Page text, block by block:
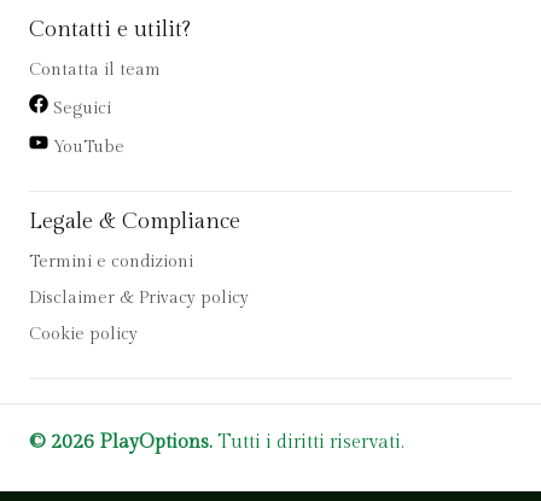
Contatti e utilit?
Contatta il team
Seguici
YouTube
Legale & Compliance
Termini e condizioni
Disclaimer & Privacy policy
Cookie policy
© 2026 PlayOptions. Tutti i diritti riservati.